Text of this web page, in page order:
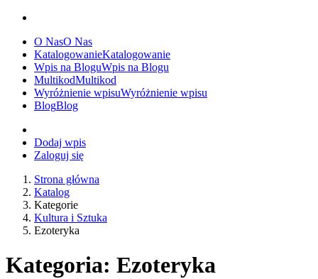
O NasO Nas
KatalogowanieKatalogowanie
Wpis na BloguWpis na Blogu
MultikodMultikod
Wyróżnienie wpisuWyróżnienie wpisu
BlogBlog
Dodaj wpis
Zaloguj się
Strona główna
Katalog
Kategorie
Kultura i Sztuka
Ezoteryka
Kategoria: Ezoteryka